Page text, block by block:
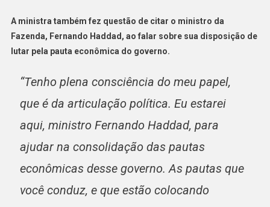
A ministra também fez questão de citar o ministro da
Fazenda, Fernando Haddad, ao falar sobre sua disposição de
lutar pela pauta econômica do governo.
“Tenho plena consciência do meu papel,
que é da articulação política. Eu estarei
aqui, ministro Fernando Haddad, para
ajudar na consolidação das pautas
econômicas desse governo. As pautas que
você conduz, e que estão colocando